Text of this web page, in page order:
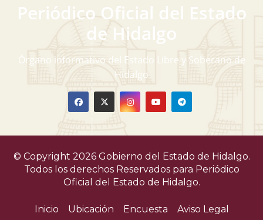
Periódico Oficial del Estado
de Hidalgo
Órgano informativo del Estado Libre y Soberano de
Hidalgo
© Copyright 2026 Gobierno del Estado de Hidalgo.
Todos los derechos Reservados para Periódico
Oficial del Estado de Hidalgo.
Inicio Ubicación Encuesta Aviso Legal